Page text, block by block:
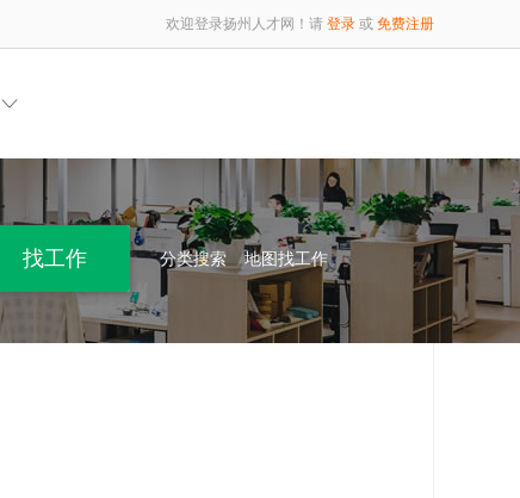
欢迎登录扬州人才网！请 登录 或 免费注册
分类搜索 地图找工作